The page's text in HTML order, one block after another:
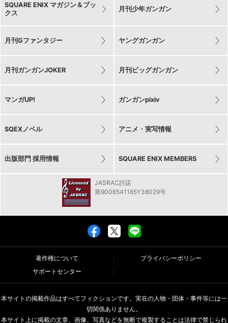
SQUARE ENIX マガジン＆ブッ
クス
月刊少年ガンガン
月刊Gファンタジー ヤングガンガン
月刊ガンガンJOKER 月刊ビッグガンガン
マンガUP! ガンガンpixiv
SQEXノベル アニメ・実写情報
出版部門 採用情報 SQUARE ENIX MEMBERS
JASRAC許諾
第9006541165Y38029号
著作権について
プライバシーポリシー
サポートセンター
本サイトの掲載作品はすべてフィクションです。実在の人物・団体・事件等には一
切関係ありません。
本サイト上に掲載の文章、画像、写真などを無断で複製することは法律で禁じられ